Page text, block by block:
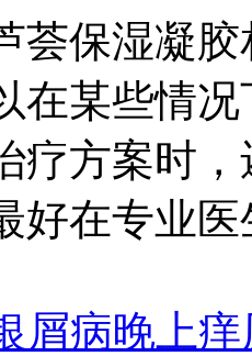
荟保湿凝
在某些情
疗方案时
好在专业
屑病晚上